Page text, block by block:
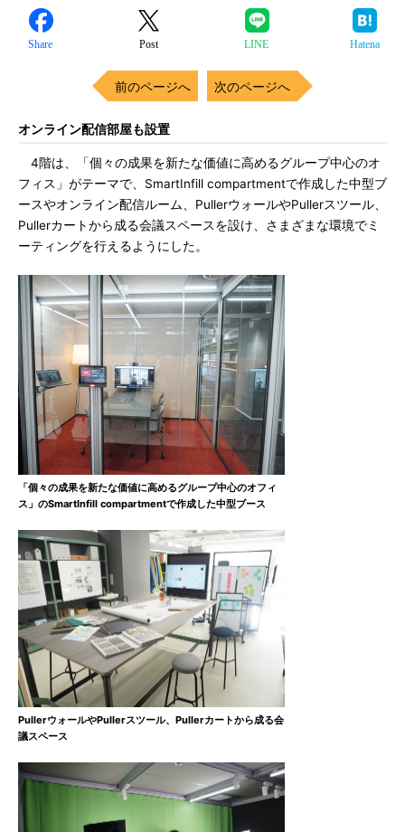
Share Post LINE Hatena
前のページへ 次のページへ
オンライン配信部屋も設置
4階は、「個々の成果を新たな価値に高めるグループ中心のオ
フィス」がテーマで、SmartInfill compartmentで作成した中型ブ
ースやオンライン配信ルーム、PullerウォールやPullerスツール、
Pullerカートから成る会議スペースを設け、さまざまな環境でミ
ーティングを行えるようにした。
「個々の成果を新たな価値に高めるグループ中心のオフィ
ス」のSmartInfill compartmentで作成した中型ブース
PullerウォールやPullerスツール、Pullerカートから成る会
議スペース